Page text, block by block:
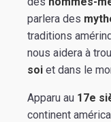
parlera des
traditions
nous aidera à
soi et dans le
Apparu au 17e
continent